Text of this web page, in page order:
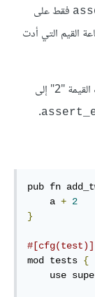
فقط على
القيم التي أدت
تُضيف القيمة "2" إلى
.
pub fn
    a
+ 2
}
#[cfg(test)]
mod tests {
use